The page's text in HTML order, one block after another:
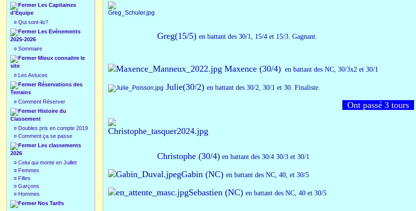
Les Capitaines
d'Equipe
¤ Qui sont-ils?
Les Evénements
2025-2026
¤ Sommaire
Mieux connaitre le
site
¤ Les Astuces
Réservations des
Terrains
¤ Comment Réserver
Histoire du
Classement
¤ Doubles pris en compte 2019
¤ Comment ça se passe
Les classements
2026
¤ Celui qui monte en Juillet
¤ Femmes
¤ Filles
¤ Garçons
¤ Hommes
Nos Tarifs
Greg(15/5) en battant des 30/1, 15/4 et 15/3. Gagnant.
Maxence (30/4) en battant des NC, 30/3x2 et 30/1
Julie(30/2) en battant des 30/2, 30/1 et 30. Finaliste.
Ont passé 3 tours
Christophe (30/4) en battant des 30/4 30/3 et 30/1
Gabin (NC) en battant des NC, 40, et 30/5
Sebastien (NC) en battant des NC, 40 et 30/5